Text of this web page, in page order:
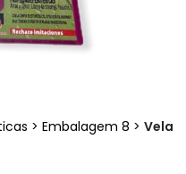
> Embalagem 8 > Vela